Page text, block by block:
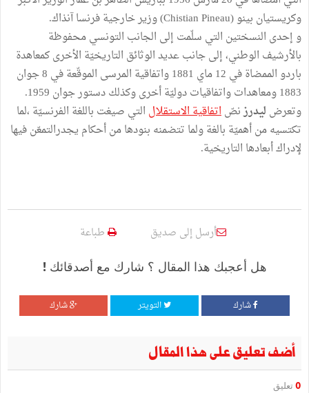
وكريستيان بينو (Chistian Pineau) وزير خارجية فرنسا آنذاك.
و إحدى النسختين التي سلّمت إلى الجانب التونسي محفوظة
بالأرشيف الوطني، إلى جانب عديد الوثائق التاريخيّة الأخرى كمعاهدة
باردو الممضاة في 12 ماي 1881 واتفاقية المرسى الموقّعة في 8 جوان
1883 ومعاهدات واتفاقيات دوليّة أخرى وكذلك دستور جوان 1959.
وتعرض ليدرزنصّاتفاقية الاستقلال التي صيغت باللغة الفرنسيّة ،لما
تكتسيه من أهميّة بالغة ولما تتضمنه بنودها من أحكام يجدرالتمعّن فيها
لإدراك أبعادها التاريخية.
أرسل إلى صديق طباعة
هل أعجبك هذا المقال ؟ شارك مع أصدقائك !
شارك التويتر شارك
أضف تعليق على هذا المقال
0 تعليق